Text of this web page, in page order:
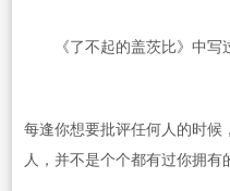
《了不起的盖茨比》中
每逢你想要批评任何人的时候
人，并不是个个都有过你拥有